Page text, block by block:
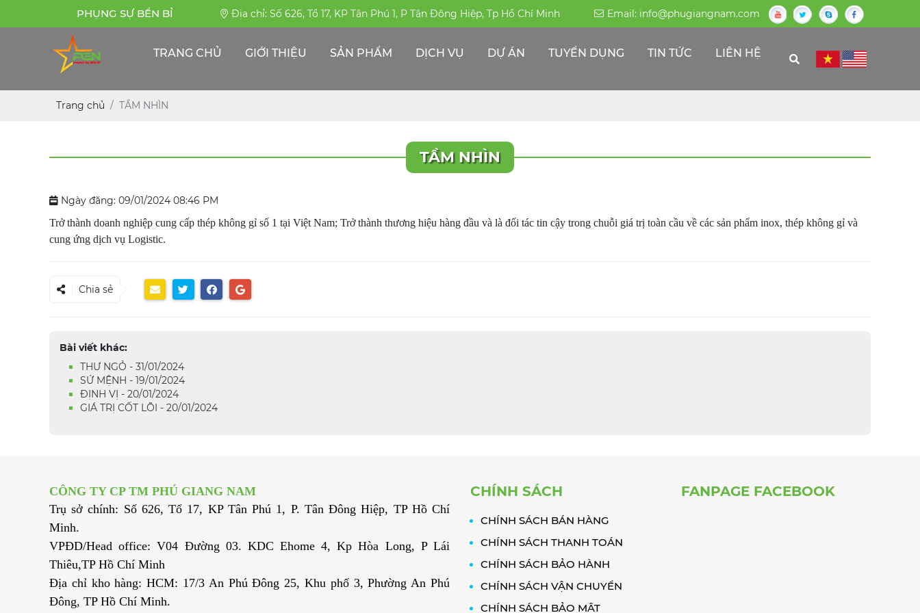
PHỤNG SỰ BỀN BỈ Địa chỉ: Số 626, Tổ 17, KP Tân Phú 1, P Tân Đông Hiệp, Tp Hồ Chí Minh Email: info@phugiangnam.com
TRANG CHỦ GIỚI THIỆU SẢN PHẨM DỊCH VỤ DỰ ÁN TUYỂN DỤNG TIN TỨC LIÊN HỆ
Trang chủ TẦM NHÌN
TẦM NHÌN
Ngày đăng: 09/01/2024 08:46 PM
Trở thành doanh nghiệp cung cấp thép không gỉ số 1 tại Việt Nam; Trở thành thương hiệu hàng đầu và là đối tác tin cậy trong chuỗi giá trị toàn cầu về các sản phẩm inox, thép không gỉ và
cung ứng dịch vụ Logistic.
Chia sẻ
Bài viết khác:
THƯ NGỎ - 31/01/2024
SỨ MỆNH - 19/01/2024
ĐỊNH VỊ - 20/01/2024
GIÁ TRỊ CỐT LÕI - 20/01/2024
CÔNG TY CP TM PHÚ GIANG NAM
Trụ sở chính: Số 626, Tổ 17, KP Tân Phú 1, P. Tân Đông Hiệp, TP Hồ Chí
Minh.
VPĐD/Head office: V04 Đường 03. KDC Ehome 4, Kp Hòa Long, P Lái
Thiêu,TP Hồ Chí Minh
Địa chỉ kho hàng: HCM: 17/3 An Phú Đông 25, Khu phố 3, Phường An Phú
Đông, TP Hồ Chí Minh.
CHÍNH SÁCH
CHÍNH SÁCH BÁN HÀNG
CHÍNH SÁCH THANH TOÁN
CHÍNH SÁCH BẢO HÀNH
CHÍNH SÁCH VẬN CHUYỂN
CHÍNH SÁCH BẢO MẬT
FANPAGE FACEBOOK